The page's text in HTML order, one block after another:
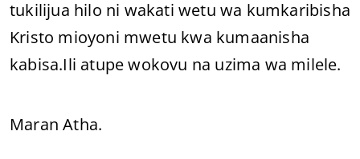
tukilijua hilo ni wakati wetu wa kumkaribisha
Kristo mioyoni mwetu kwa kumaanisha
kabisa.Ili atupe wokovu na uzima wa milele.
Maran Atha.